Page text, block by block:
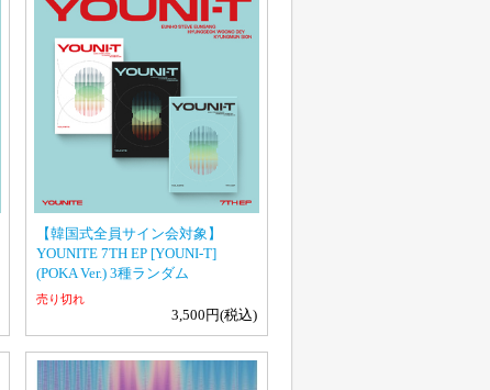
【韓国式全員サイン会対象】
YOUNITE 7TH EP [YOUNI-T]
(POKA Ver.) 3種ランダム
売り切れ
3,500円(税込)